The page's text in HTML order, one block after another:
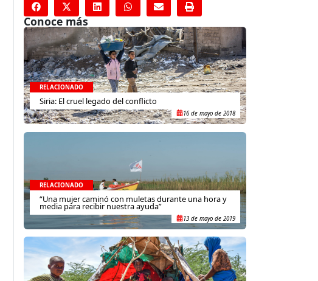
Conoce más
RELACIONADO
Siria: El cruel legado del conflicto
16 de mayo de 2018
RELACIONADO
“Una mujer caminó con muletas durante una hora y
media para recibir nuestra ayuda”
13 de mayo de 2019